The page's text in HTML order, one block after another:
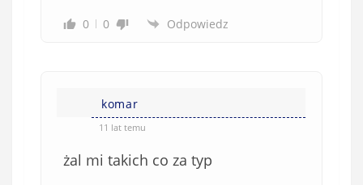
0 0 Odpowiedz
komar
11 lat temu
żal mi takich co za typ